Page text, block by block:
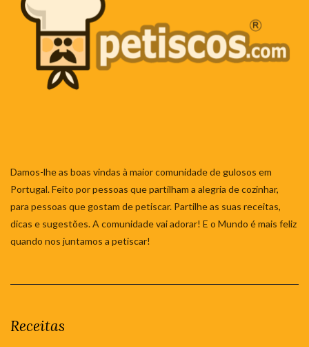
Damos-lhe as boas vindas à maior comunidade de gulosos em
Portugal. Feito por pessoas que partilham a alegria de cozinhar,
para pessoas que gostam de petiscar. Partilhe as suas receitas,
dicas e sugestões. A comunidade vai adorar! E o Mundo é mais feliz
quando nos juntamos a petiscar!
Receitas